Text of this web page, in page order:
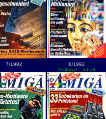
7/1992
8/1992
Editorial
Inhalt